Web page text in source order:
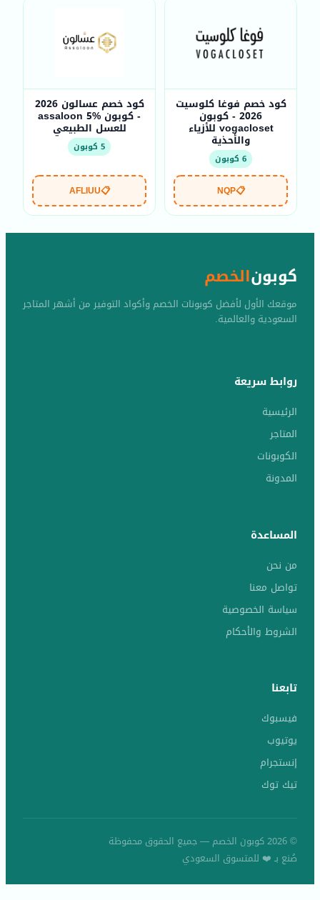
كود خصم فوغا كلوسيت
2026 - كوبون
vogacloset للأزياء
والأحذية
6 كوبون
📋
NQP
كود خصم عسالون 2026
- كوبون assaloon 5%
للعسل الطبيعي
5 كوبون
📋
AFLIUU
كوبونالخصم
موقعك الأول لأفضل كوبونات الخصم وأكواد التوفير من أشهر المتاجر
السعودية والعالمية.
روابط سريعة
الرئيسية
المتاجر
الكوبونات
المدونة
المساعدة
من نحن
تواصل معنا
سياسة الخصوصية
الشروط والأحكام
تابعنا
فيسبوك
يوتيوب
إنستجرام
تيك توك
© 2026 كوبون الخصم — جميع الحقوق محفوظة
صُنع بـ ❤️ للمتسوق السعودي